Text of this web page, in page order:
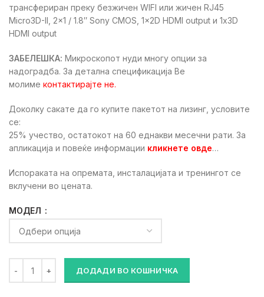
трансфериран преку безжичен WIFI или жичен RJ45
Micro3D-II, 2×1 / 1.8″ Sony CMOS, 1x2D HDMI output и 1x3D
HDMI output
ЗАБЕЛЕШКА: Микроскопот нуди многу опции за
надоградба. За детална спецификација Ве
молиме контактирајте не.
Доколку сакате да го купите пакетот на лизинг, условите
се:
25% учество, остатокот на 60 еднакви месечни рати. За
апликација и повеќе информации кликнете овде…
Испораката на опремата, инсталацијата и тренингот се
вклучени во цената.
МОДЕЛ
ДОДАДИ ВО КОШНИЧКА